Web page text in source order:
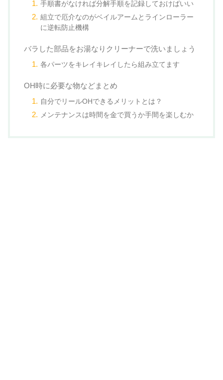
手順書がなければ分解手順を記録しておけばいい
組立で厄介なのがベイルアームとラインローラー
に逆転防止機構
バラした部品をお湯なりクリーナーで洗いましょう
各パーツをキレイキレイしたら組み立てます
OH時に必要な物などまとめ
自分でリールOHできるメリットとは？
メンテナンスは時間を金で買うか手間を楽しむか